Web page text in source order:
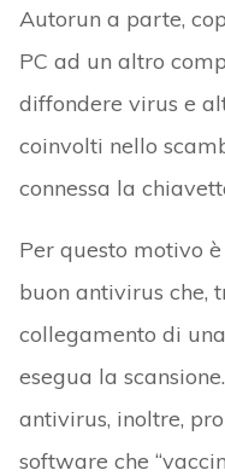
Autorun a parte,
PC ad un altro
diffondere virus e
coinvolti nello
connessa la
Per questo motivo
buon antivirus che,
collegamento di
esegua la
antivirus, inoltre,
software che